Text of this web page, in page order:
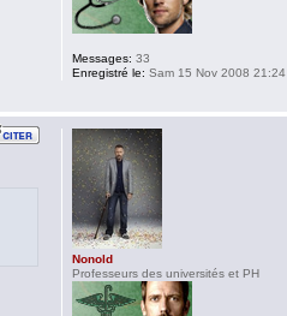
Messages: 33
Enregistré le: Sam 15 Nov 2008 21:24
Nonold
Professeurs des universités et PH